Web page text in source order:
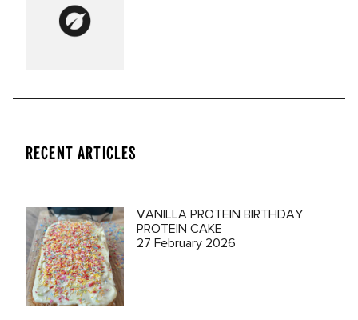
RECENT ARTICLES
VANILLA PROTEIN BIRTHDAY
PROTEIN CAKE
27 February 2026